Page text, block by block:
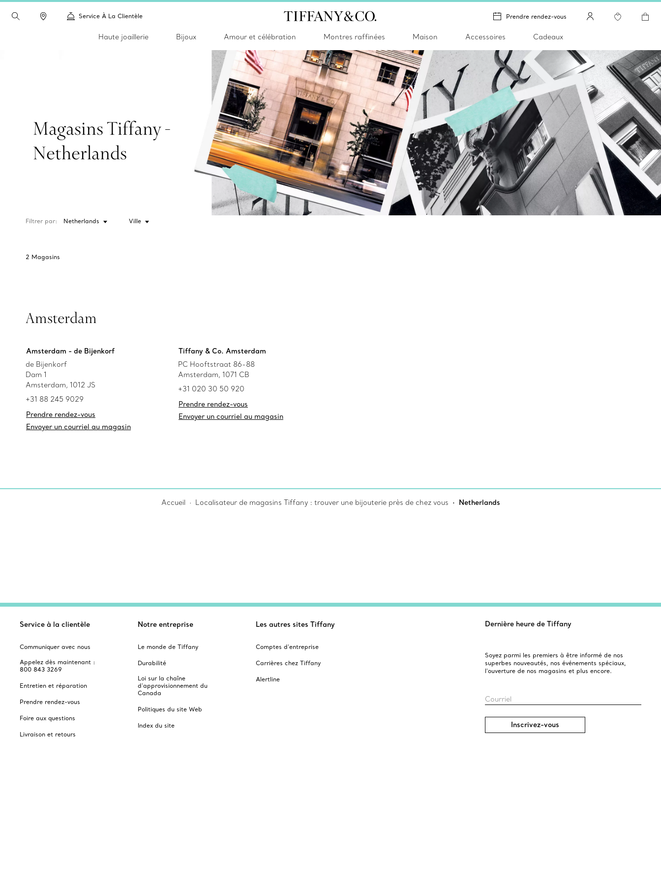
Service À La Clientèle Prendre rendez-vous
Haute joaillerie Bijoux Amour et célébration Montres raffinées Maison Accessoires Cadeaux
Magasins Tiffany -
Netherlands
Filtrer par: Netherlands Ville
2 Magasins
Amsterdam
Amsterdam - de Bijenkorf
de Bijenkorf
Dam 1
Amsterdam, 1012 JS
+31 88 245 9029
Prendre rendez-vous
Envoyer un courriel au magasin
Tiffany & Co. Amsterdam
PC Hooftstraat 86-88
Amsterdam, 1071 CB
+31 020 30 50 920
Prendre rendez-vous
Envoyer un courriel au magasin
Accueil Localisateur de magasins Tiffany : trouver une bijouterie près de chez vous Netherlands
Service à la clientèle
Communiquer avec nous
Appelez dès maintenant :
800 843 3269
Entretien et réparation
Prendre rendez-vous
Foire aux questions
Livraison et retours
Notre entreprise
Le monde de Tiffany
Durabilité
Loi sur la chaîne
d'approvisionnement du
Canada
Politiques du site Web
Index du site
Les autres sites Tiffany
Comptes d’entreprise
Carrières chez Tiffany
Alertline
Dernière heure de Tiffany
Soyez parmi les premiers à être informé de nos
superbes nouveautés, nos événements spéciaux,
l’ouverture de nos magasins et plus encore.
Courriel
Inscrivez-vous